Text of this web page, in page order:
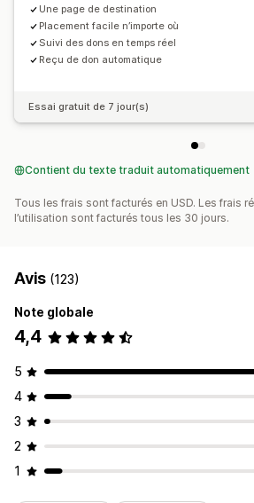
Widget de dons Campagnes
Code personnalisé
Une page de destination
Placement facile n’importe où
Suivi des dons en temps réel
Reçu de don automatique
Essai gratuit de 7 jour(s)
Contient du texte traduit automatiquement
Tous les frais sont facturés en USD. Les frais
l’utilisation sont facturés tous les 30 jours.
Avis (123)
Note globale
4,4
5
4
3
2
1